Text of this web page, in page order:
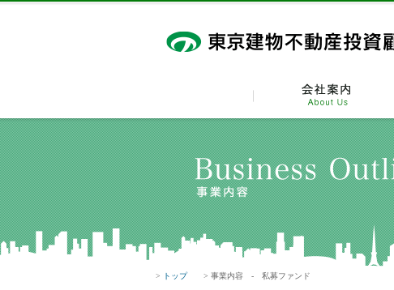
> トップ> 事業内容 - 私募ファンド